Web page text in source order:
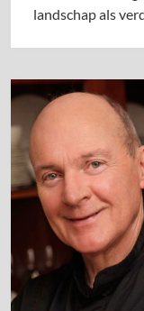
landschap als